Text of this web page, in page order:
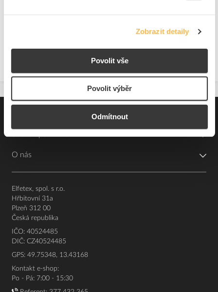
Zobrazit detaily
Povolit vše
Povolit výběr
Odmítnout
Přidat k porovnání
Zobrazit
Souhrn podmínek
O nás
Elfetex, spol. s r.o.
Hřbitovní 31a
Plzeň 312 00
Česká republika
IČO: 40524485
DIČ: CZ40524485
GPS: 49.75348, 13.43168
Kontakt e-shop:
Po - Pá: 7:00 - 15:30